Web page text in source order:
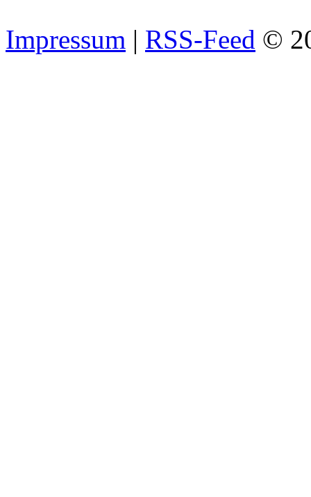
Impressum | RSS-Feed ©